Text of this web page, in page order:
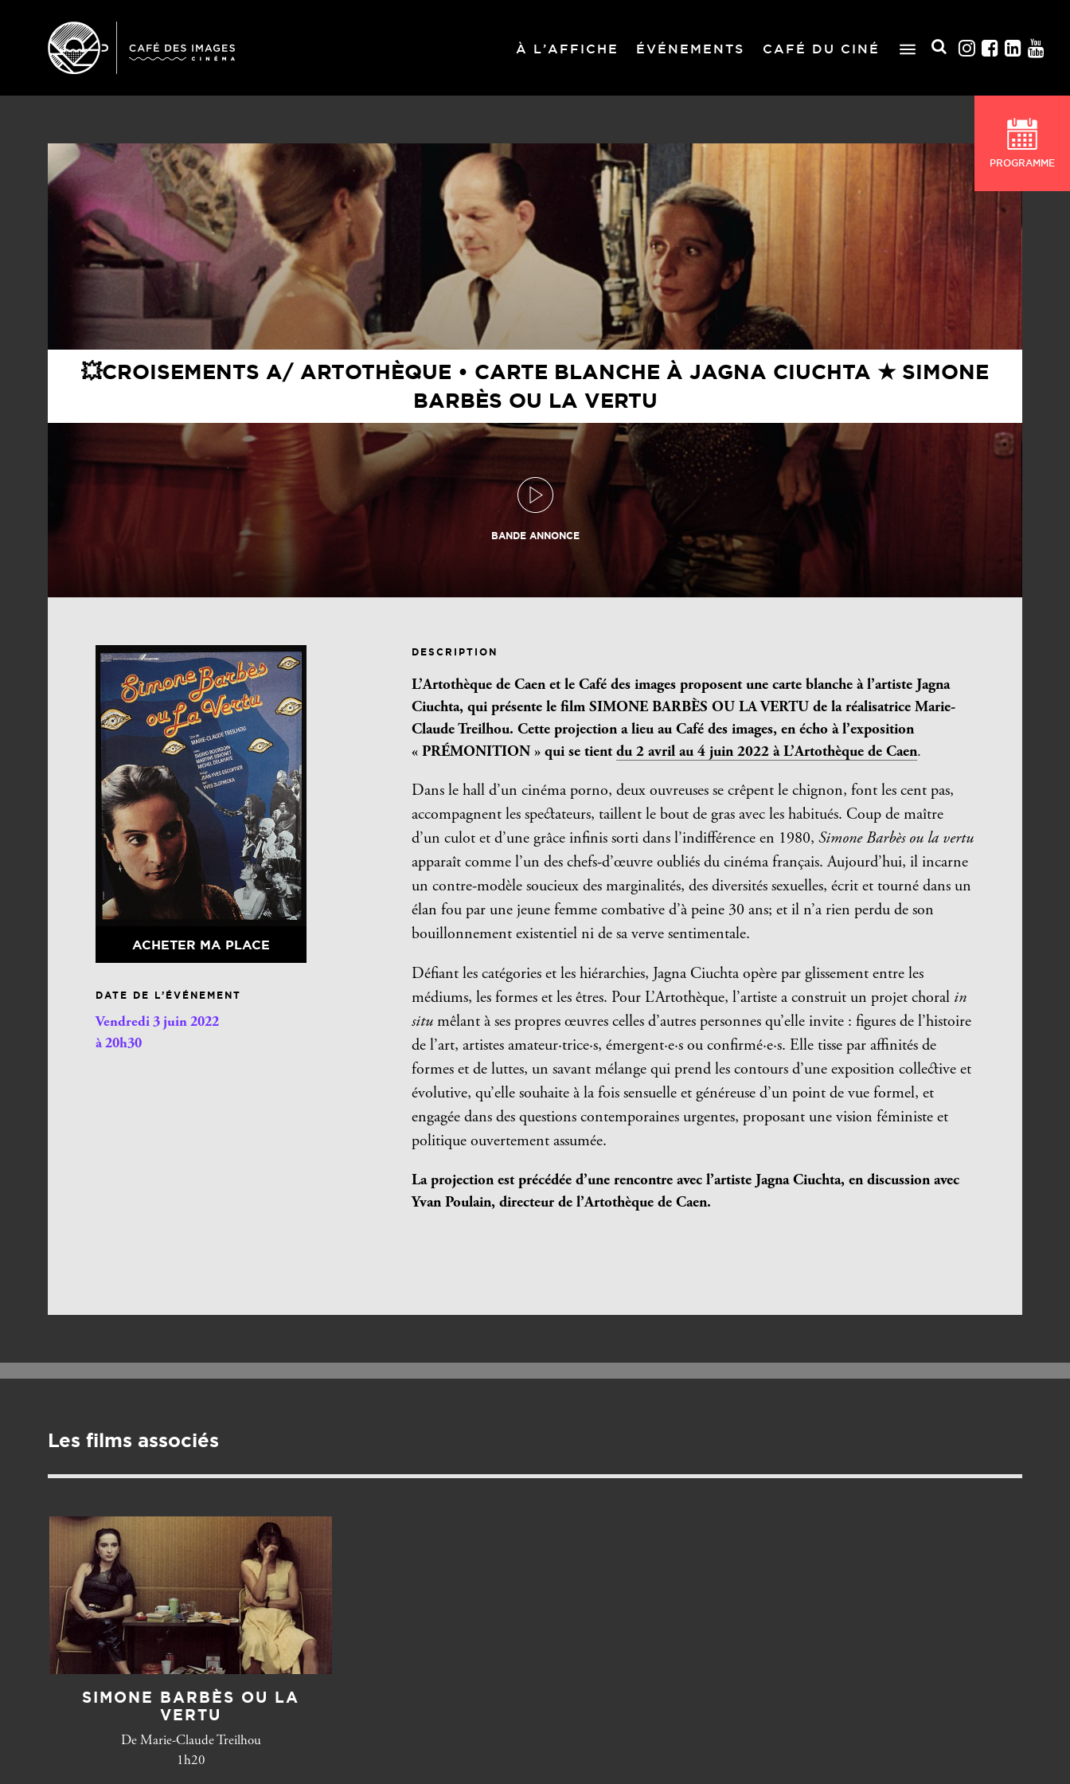
À L’AFFICHE ÉVÉNEMENTS CAFÉ DU CINÉ
PROGRAMME
💥CROISEMENTS A/ ARTOTHÈQUE • CARTE BLANCHE À JAGNA CIUCHTA ★ SIMONE
BARBÈS OU LA VERTU
BANDE ANNONCE
ACHETER MA PLACE
DATE DE L’ÉVÉNEMENT
Vendredi 3 juin 2022
à 20h30
DESCRIPTION
L’Artothèque de Caen et le Café des images proposent une carte blanche à l’artiste Jagna
Ciuchta,qui présente le film SIMONE BARBÈS OU LA VERTU de la réalisatrice Marie-
Claude Treilhou. Cette projection a lieu au Café des images, en écho à l’exposition
« PRÉMONITION » qui se tientdu 2 avril au 4 juin 2022 à L’Artothèque de Caen.
Dans le hall d’un cinéma porno, deux ouvreuses se crêpent le chignon, font les cent pas,
accompagnent les spectateurs, taillent le bout de gras avec les habitués. Coup de maître
d’un culot et d’une grâce infinis sorti dans l’indifférence en 1980,Simone Barbès ou la vertu
apparaît comme l’un des chefs-d’œuvre oubliés du cinéma français. Aujourd’hui, il incarne
un contre-modèle soucieux des marginalités, des diversités sexuelles, écrit et tourné dans un
élan fou par une jeune femme combative d’à peine 30 ans; et il n’a rien perdu de son
bouillonnement existentiel ni de sa verve sentimentale.
Défiant les catégories et les hiérarchies, Jagna Ciuchta opère par glissement entre les
médiums, les formes et les êtres. Pour L’Artothèque, l’artiste a construit un projet choral in
situ mêlant à ses propres œuvres celles d’autres personnes qu’elle invite : figures de l’histoire
de l’art, artistes amateur·trice·s, émergent·e·s ou confirmé·e·s. Elle tisse par affinités de
formes et de luttes, un savant mélange qui prend les contours d’une exposition collective et
évolutive, qu’elle souhaite à la fois sensuelle et généreuse d’un point de vue formel, et
engagée dans des questions contemporaines urgentes, proposant une vision féministe et
politique ouvertement assumée.
La projection est précédée d’une rencontre avec l’artiste Jagna Ciuchta, en discussion avec
Yvan Poulain, directeur de l’Artothèque de Caen.
Les films associés
SIMONE BARBÈS OU LA
VERTU
De Marie-Claude Treilhou
1h20